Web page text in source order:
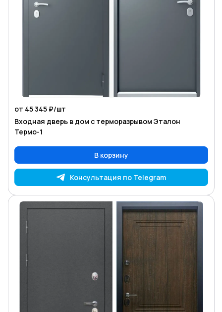
от 45 345 ₽/шт
Входная дверь в дом с терморазрывом Эталон
Термо-1
В корзину
Консультация по Telegram